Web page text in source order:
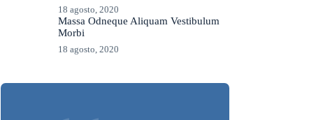
18 agosto, 2020
Massa Odneque Aliquam Vestibulum
Morbi
18 agosto, 2020